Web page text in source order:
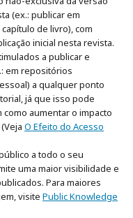
(ex.: publicar em
de livro), com
inicial nesta revista.
a publicar e
em repositórios
a qualquer ponto
já que isso pode
aumentar o impacto
O Efeito do Acesso
a todo o seu
uma maior visibilidade e
Para maiores
visite Public Knowledge